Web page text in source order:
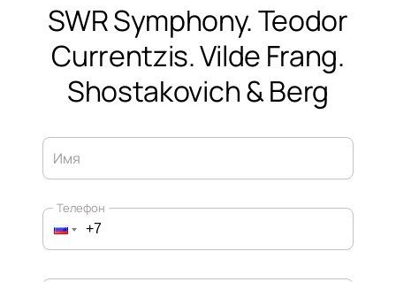
SWR Symphony. Teodor
Currentzis. Vilde Frang.
Shostakovich & Berg
Имя
Телефон